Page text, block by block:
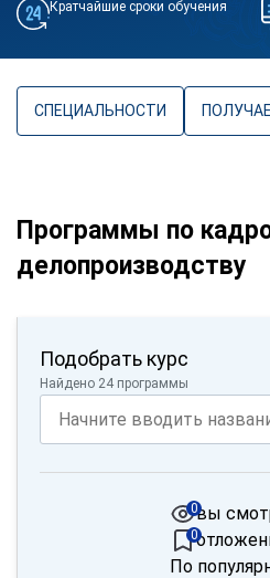
Кратчайшие сроки обучения
СПЕЦИАЛЬНОСТИ
Программы по
делопроизводству
Подобрать курс
Найдено 24 программы
вы
0
0
По